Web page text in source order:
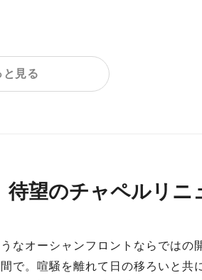
と見る
望のチャペルリ
なオーシャンフロントならではの
で。喧騒を離れて日の移ろいと共